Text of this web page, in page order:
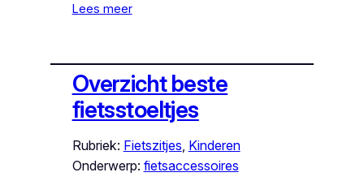
Lees meer
Overzicht beste
fietsstoeltjes
Rubriek: Fietszitjes, Kinderen
Onderwerp: fietsaccessoires